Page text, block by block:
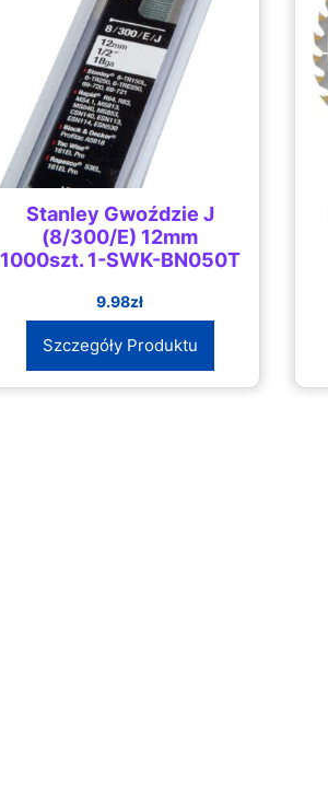
Stanley Gwoździe J
(8/300/E) 12mm
1000szt. 1-SWK-BN050T
9.98zł
Szczegóły Produktu